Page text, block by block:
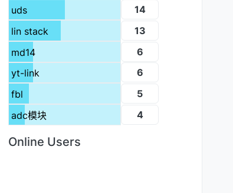
uds
14
lin stack
13
md14
6
yt-link
6
fbl
5
adc模块
4
Online Users